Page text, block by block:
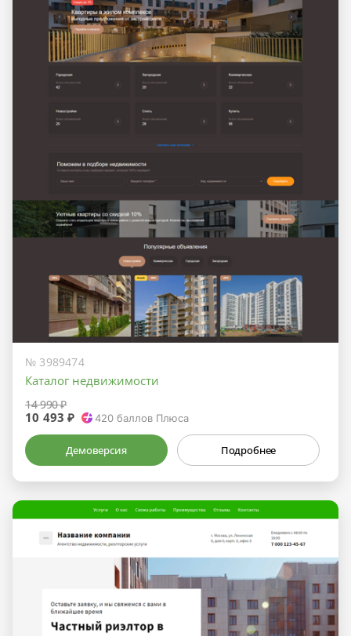
№ 3989474
Каталог недвижимости
14 990 ₽
10 493 ₽ 420баллов Плюса
Демоверсия Подробнее